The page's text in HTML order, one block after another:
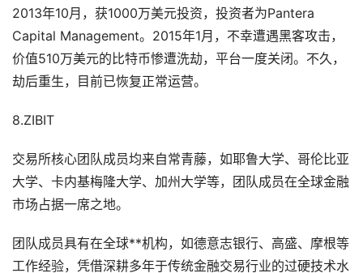
2013年10月，获1000万美元投资，投资者为Pantera
Capital Management。2015年1月，不幸遭遇黑客攻击，
价值510万美元的比特币惨遭洗劫，平台一度关闭。不久，
劫后重生，目前已恢复正常运营。
8.ZIBIT
交易所核心团队成员均来自常青藤，如耶鲁大学、哥伦比亚
大学、卡内基梅隆大学、加州大学等，团队成员在全球金融
市场占据一席之地。
团队成员具有在全球**机构，如德意志银行、高盛、摩根等
工作经验，凭借深耕多年于传统金融交易行业的过硬技术水